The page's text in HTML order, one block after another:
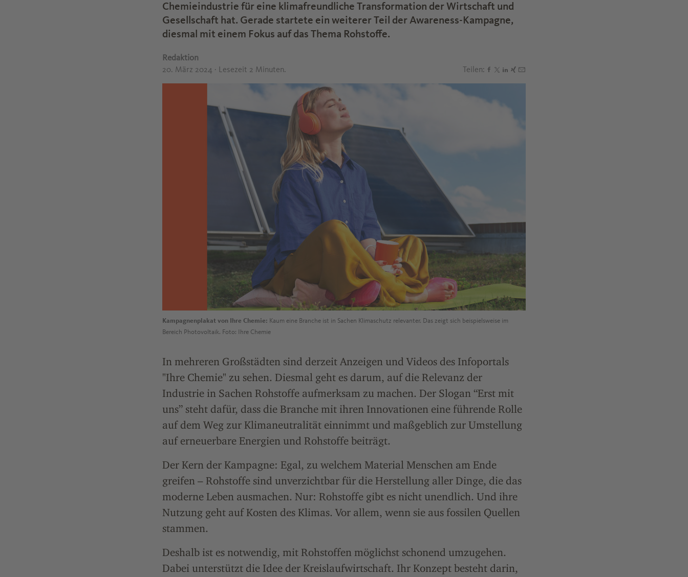
Chemieindustrie für eine klimafreundliche Transformation der Wirtschaft und
Gesellschaft hat. Gerade startete ein weiterer Teil der Awareness-Kampagne,
diesmal mit einem Fokus auf das Thema Rohstoffe.
Redaktion
20. März 2024 · Lesezeit 2 Minuten. Teilen: Den Beitrag "Neue Kampagnen-Runde von „Ihre
Den Beitrag "Neue Kampagnen-Runde von „Ihre
Den Beitrag "Neue Kampagnen-Runde von „Ihre
Den Beitrag "Neue Kampagnen-Runde von
Den Beitrag "Neue Kampagnen-Runde von
Kampagnenplakat von Ihre Chemie: Kaum eine Branche ist in Sachen Klimaschutz relevanter. Das zeigt sich beispielsweise im
Bereich Photovoltaik. Foto: Ihre Chemie
In mehreren Großstädten sind derzeit Anzeigen und Videos des Infoportals
"Ihre Chemie" zu sehen. Diesmal geht es darum, auf die Relevanz der
Industrie in Sachen Rohstoffe aufmerksam zu machen. Der Slogan “Erst mit
uns” steht dafür, dass die Branche mit ihren Innovationen eine führende Rolle
auf dem Weg zur Klimaneutralität einnimmt und maßgeblich zur Umstellung
auf erneuerbare Energien und Rohstoffe beiträgt.
Der Kern der Kampagne: Egal, zu welchem Material Menschen am Ende
greifen – Rohstoffe sind unverzichtbar für die Herstellung aller Dinge, die das
moderne Leben ausmachen. Nur: Rohstoffe gibt es nicht unendlich. Und ihre
Nutzung geht auf Kosten des Klimas. Vor allem, wenn sie aus fossilen Quellen
stammen.
Deshalb ist es notwendig, mit Rohstoffen möglichst schonend umzugehen.
Dabei unterstützt die Idee der Kreislaufwirtschaft. Ihr Konzept besteht darin,